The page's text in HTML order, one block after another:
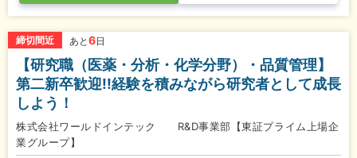
締切間近 あと 6日
【研究職（医薬・分析・化学分野）・品質管理】
第二新卒歓迎!!経験を積みながら研究者として成長
しよう！
株式会社ワールドインテック R&D事業部【東証プライム上場企
業グループ】